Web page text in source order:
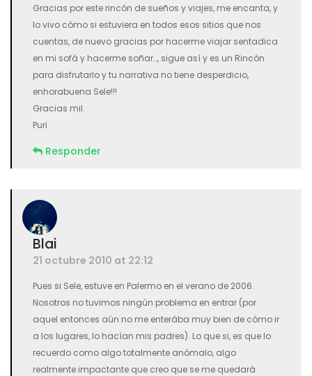
Gracias por este rincón de sueños y viajes, me encanta, y
lo vivo cómo si estuviera en todos esos sitios que nos
cuentas, de nuevo gracias por hacerme viajar sentadica
en mi sofá y hacerme soñar…, sigue así y es un Rincón
para disfrutarlo y tu narrativa no tiene desperdicio,
enhorabuena Sele!!!
Gracias mil.
Puri
Responder
Blai
21 octubre 2010 at 22:12
Pues si Sele, estuve en Palermo en el verano de 2006.
Nosotros no tuvimos ningún problema en entrar (por
aquel entonces aún no me enterába muy bien de cómo ir
a los lugares, lo hacían mis padres). Lo que si, es que lo
recuerdo como algo totalmente anómalo, algo
realmente impactante que creo que se me quedará